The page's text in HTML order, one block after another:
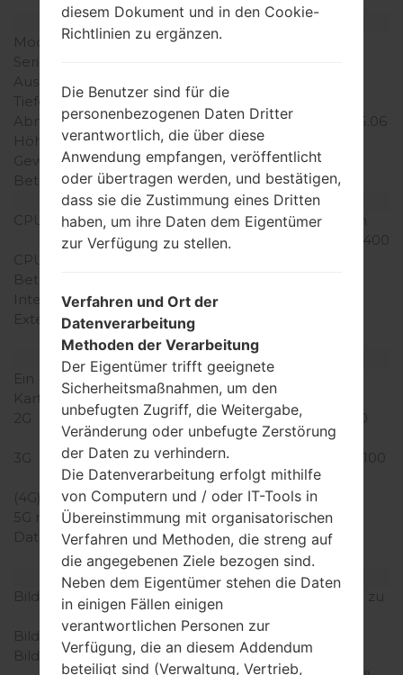
Modell und seine Eigenschaften
Modell
LGD605
Serie
Ausgabe
Tiefe
9 millimeter (0.35 Zoll)
Abmessungen (Breite /
Höhe)
128.4 x 66.5 millimeter (5.06
x 2.62 Zoll)
Gewicht
120 gramm (4.23 unzen)
Betriebssystem
Android 4.4.x KitKat
Ausrüstung
CPU
1.4 GHz Krait Qualcomm
MSM8930 Snapdragon 400
CPU-Kerne
Betriebsgedächtnis
Interner Speicher
8GB
Externer Speicher
(dedizierter Slot)
Netzwerk und Daten
Ein paar Plätze für SIM-
Karten
1 Mini-SIM
2G
GSM 850/900/1800/1900
MHz
3G
HSDPA 850/900/1900/2100
MHz
(4G) LTE
-
5G network
-
Daten
GPRS, EDGE, UMTS,
HSDPA, HSUPA, HSPA+
Anzeige
Bildschirmgröße
4.7 in (~71.3% Bildschirm zu
Körper Verhältnis)
Bildschirmtyp
IPS LCD
Bildschirmerweiterung
720 x 1280 Pixel (~312
diesem Dokument und in den Cookie-
Richtlinien zu ergänzen.
Die Benutzer sind für die
personenbezogenen Daten Dritter
verantwortlich, die über diese
Anwendung empfangen, veröffentlicht
oder übertragen werden, und bestätigen,
dass sie die Zustimmung eines Dritten
haben, um ihre Daten dem Eigentümer
zur Verfügung zu stellen.
Verfahren und Ort der
Datenverarbeitung
Methoden der Verarbeitung
Der Eigentümer trifft geeignete
Sicherheitsmaßnahmen, um den
unbefugten Zugriff, die Weitergabe,
Veränderung oder unbefugte Zerstörung
der Daten zu verhindern.
Die Datenverarbeitung erfolgt mithilfe
von Computern und / oder IT-Tools in
Übereinstimmung mit organisatorischen
Verfahren und Methoden, die streng auf
die angegebenen Ziele bezogen sind.
Neben dem Eigentümer stehen die Daten
in einigen Fällen einigen
verantwortlichen Personen zur
Verfügung, die an diesem Addendum
beteiligt sind (Verwaltung, Vertrieb,